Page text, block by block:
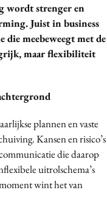
wordt strenger en
Juist in business
meebeweegt met de
maar flexibiliteit
plannen en vaste
Kansen en risico’s
die daarop
uitrolschema’s
wint het van